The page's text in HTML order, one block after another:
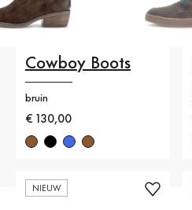
Cowboy Boots
bruin
Nieuwe prijs
€ 130,00
NIEUW